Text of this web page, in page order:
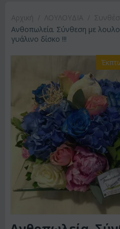
Ανθοπωλεία. Σύνθεση με
γυάλινο δίσκο !!!